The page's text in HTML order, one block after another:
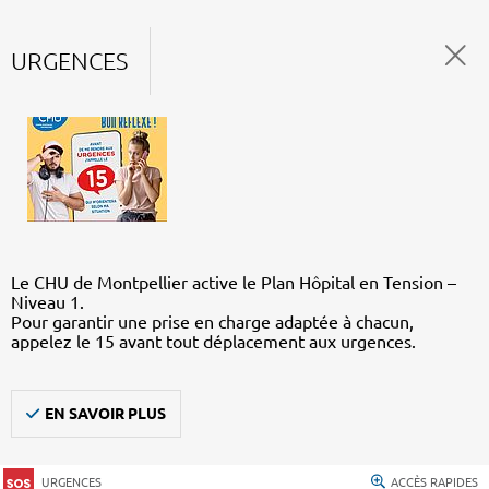
URGENCES
Le CHU de Montpellier active le Plan Hôpital en Tension –
Niveau 1.
Pour garantir une prise en charge adaptée à chacun,
appelez le 15 avant tout déplacement aux urgences.
EN SAVOIR PLUS
URGENCES ACCÈS RAPIDES